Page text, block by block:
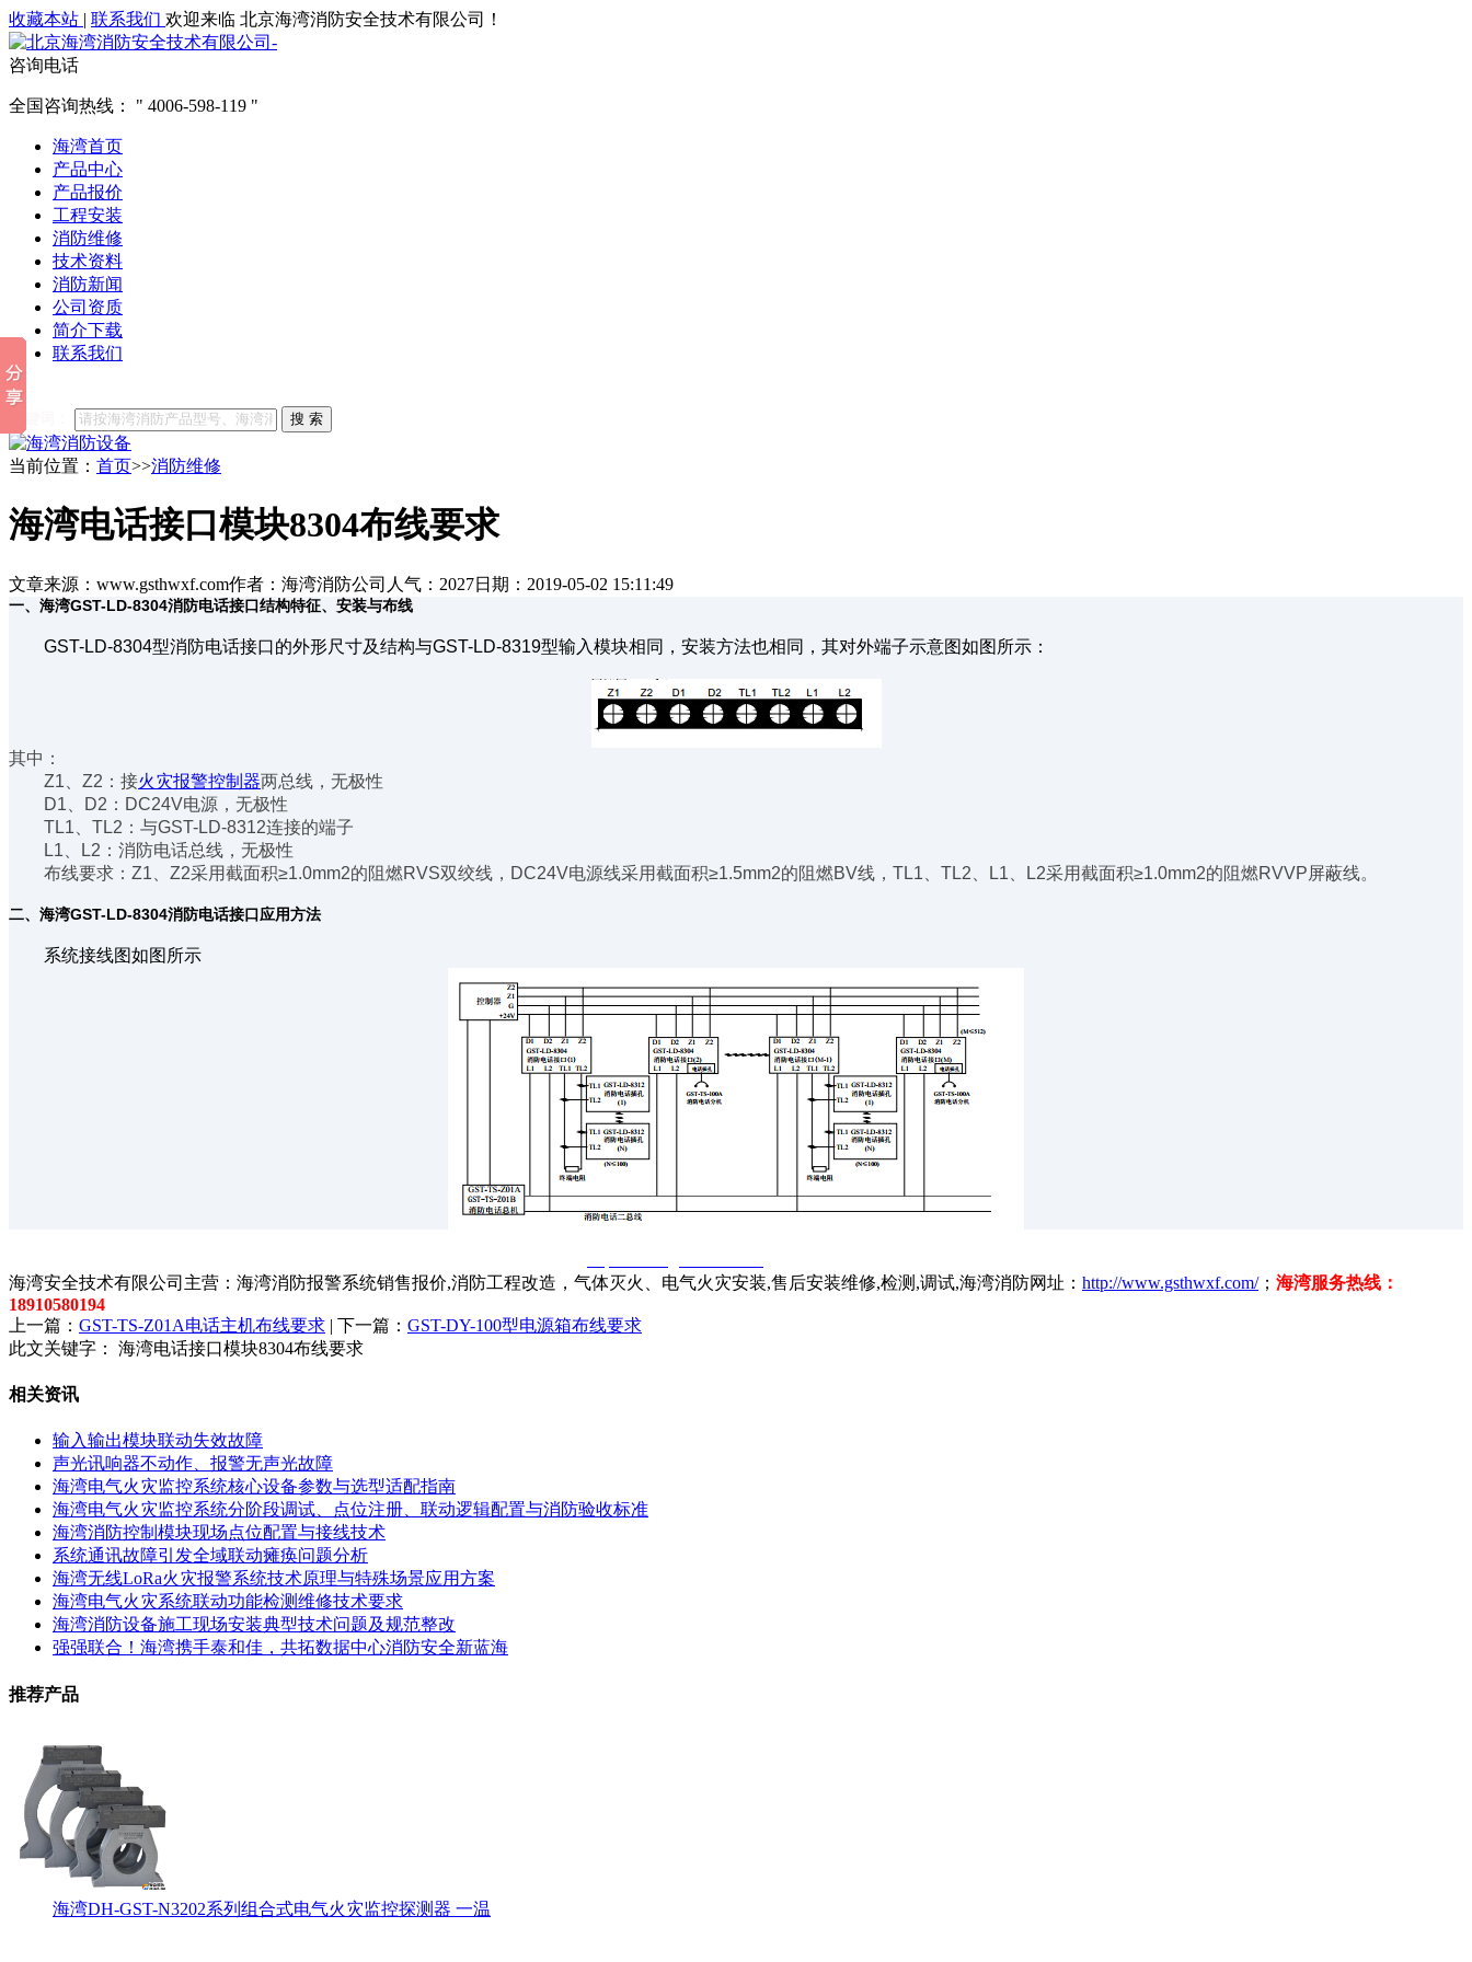
收藏本站 | 联系我们 欢迎来临 北京海湾消防安全技术有限公司！
咨询电话
全国咨询热线： 4006-598-119
海湾首页
产品中心
产品报价
工程安装
消防维修
技术资料
消防新闻
公司资质
简介下载
联系我们
他们都在搜索:
搜 索
当前位置： 首页>>消防维修
海湾电话接口模块8304布线要求
文章来源：www.gsthwxf.com作者：海湾消防公司 人气：2027日期：2019-05-02 15:11:49
一、海湾GST-LD-8304消防电话接口结构特征、安装与布线
GST-LD-8304型消防电话接口的外形尺寸及结构与GST-LD-8319型输入模块相同，安装方法也相同，其对外端子示意图如图所示：
其中：
Z1、Z2：接火灾报警控制器两总线，无极性
D1、D2：DC24V电源，无极性
TL1、TL2：与GST-LD-8312连接的端子
L1、L2：消防电话总线，无极性
布线要求：Z1、Z2采用截面积≥1.0mm2的阻燃RVS双绞线，DC24V电源线采用截面积≥1.5mm2的阻燃BV线，TL1、TL2、L1、L2采用截面积≥1.0mm2的阻燃RVVP屏蔽线。
二、海湾GST-LD-8304消防电话接口应用方法
系统接线图如图所示
海湾安全技术有限公司主营：海湾消防报警系统销售报价,消防工程改造，气体灭火、电气火灾安装,售后安装维修,检测,调试,海湾消防网址： http://www.gsthwxf.com/； 海湾服务热线：
18910580194
上一篇： GST-TS-Z01A电话主机布线要求 | 下一篇： GST-DY-100型电源箱布线要求
此文关键字：
海湾电话接口模块8304布线要求
相关资讯
输入输出模块联动失效故障
声光讯响器不动作、报警无声光故障
海湾电气火灾监控系统核心设备参数与选型适配指南
海湾电气火灾监控系统分阶段调试、点位注册、联动逻辑配置与消防验收标准
海湾消防控制模块现场点位配置与接线技术
系统通讯故障引发全域联动瘫痪问题分析
海湾无线LoRa火灾报警系统技术原理与特殊场景应用方案
海湾电气火灾系统联动功能检测维修技术要求
海湾消防设备施工现场安装典型技术问题及规范整改
强强联合！海湾携手泰和佳，共拓数据中心消防安全新蓝海
推荐产品
海湾DH-GST-N3202系列组合式电气火灾监控探测器 一温